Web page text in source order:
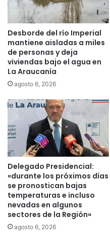
a
r
e
p
o
p
t
d
e
J
u
n
a
e
b
u
0
0
%
a
u
o
a
t
z
a
d
a
d
e
l
a
Desborde del río Imperial
mantiene aisladas a miles
de personas y deja
viviendas bajo el agua en
La Araucanía
agosto 6, 2026
Delegado Presidencial:
«durante los próximos días
se pronostican bajas
temperaturas e incluso
nevadas en algunos
sectores de la Región»
agosto 6, 2026